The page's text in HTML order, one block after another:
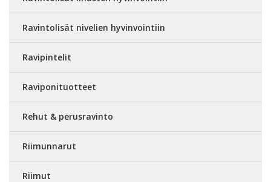
Ravintolisät nivelien hyvinvointiin
Ravipintelit
Raviponituotteet
Rehut & perusravinto
Riimunnarut
Riimut